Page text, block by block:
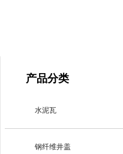
产品分类
水泥瓦
钢纤维井盖